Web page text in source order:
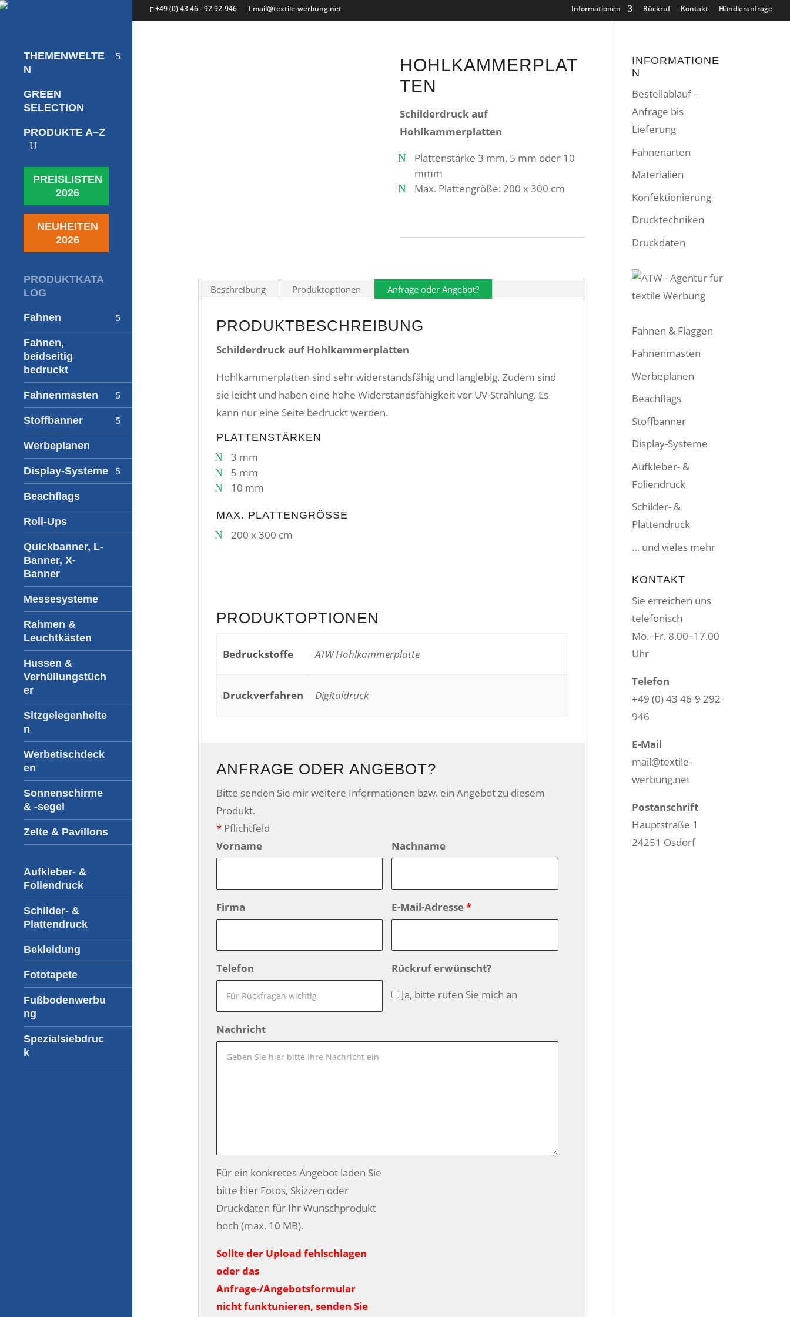
+49 (0) 43 46 - 92 92-946 mail@textile-werbung.net Informationen Rückruf Kontakt Händleranfrage
THEMENWELTE
N
GREEN
SELECTION
PRODUKTE A–Z
U
PREISLISTEN
2026
NEUHEITEN
2026
PRODUKTKATA
LOG
Fahnen
Fahnen,
beidseitig
bedruckt
Fahnenmasten
Stoffbanner
Werbeplanen
Display-Systeme
Beachflags
Roll-Ups
Quickbanner, L-
Banner, X-
Banner
Messesysteme
Rahmen &
Leuchtkästen
Hussen &
Verhüllungstüch
er
Sitzgelegenheite
n
Werbetischdeck
en
Sonnenschirme
& -segel
Zelte & Pavillons
Aufkleber- &
Foliendruck
Schilder- &
Plattendruck
Bekleidung
Fototapete
Fußbodenwerbu
ng
Spezialsiebdruc
k
HOHLKAMMERPLAT
TEN
Schilderdruck auf
Hohlkammerplatten
Plattenstärke 3 mm, 5 mm oder 10
mmm
Max. Plattengröße: 200 x 300 cm
Beschreibung Produktoptionen Anfrage oder Angebot?
PRODUKTBESCHREIBUNG
Schilderdruck auf Hohlkammerplatten
Hohlkammerplatten sind sehr widerstandsfähig und langlebig. Zudem sind
sie leicht und haben eine hohe Widerstandsfähigkeit vor UV-Strahlung. Es
kann nur eine Seite bedruckt werden.
PLATTENSTÄRKEN
3 mm
5 mm
10 mm
MAX. PLATTENGRÖSSE
200 x 300 cm
PRODUKTOPTIONEN
Bedruckstoffe ATW Hohlkammerplatte
Druckverfahren Digitaldruck
ANFRAGE ODER ANGEBOT?
Bitte senden Sie mir weitere Informationen bzw. ein Angebot zu diesem
Produkt.
*Pflichtfeld
Vorname
Nachname
Firma E-Mail-Adresse*
Telefon
Rückruf erwünscht?
Ja, bitte rufen Sie mich an
Nachricht
Für ein konkretes Angebot laden Sie
bitte hier Fotos, Skizzen oder
Druckdaten für Ihr Wunschprodukt
hoch (max. 10 MB).
Sollte der Upload fehlschlagen
oder das
Anfrage-/Angebotsformular
nicht funktunieren, senden Sie
INFORMATIONE
N
Bestellablauf –
Anfrage bis
Lieferung
Fahnenarten
Materialien
Konfektionierung
Drucktechniken
Druckdaten
Fahnen & Flaggen
Fahnenmasten
Werbeplanen
Beachflags
Stoffbanner
Display-Systeme
Aufkleber- &
Foliendruck
Schilder- &
Plattendruck
… und vieles mehr
KONTAKT
Sie erreichen uns
telefonisch
Mo.–Fr. 8.00–17.00
Uhr
Telefon
+49 (0) 43 46-9 292-
946
E-Mail
mail@textile-
werbung.net
Postanschrift
Hauptstraße 1
24251 Osdorf